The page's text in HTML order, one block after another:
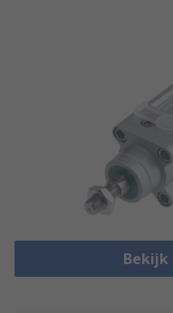
Bekijk